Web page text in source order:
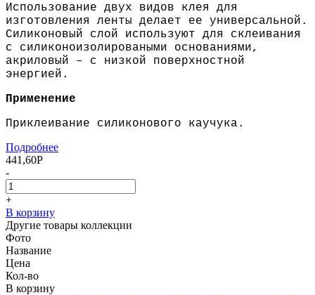
Использование двух видов клея для
изготовления ленты делает ее универсальной.
Силиконовый слой используют для склеивания
с силиконоизолироваными основаниями,
акриловый – с низкой поверхностной
энергией.
Применение
Приклеивание силиконового каучука.
Подробнее
441,60Р
-
+
В корзину
Другие товары коллекции
Фото
Название
Цена
Кол-во
В корзину